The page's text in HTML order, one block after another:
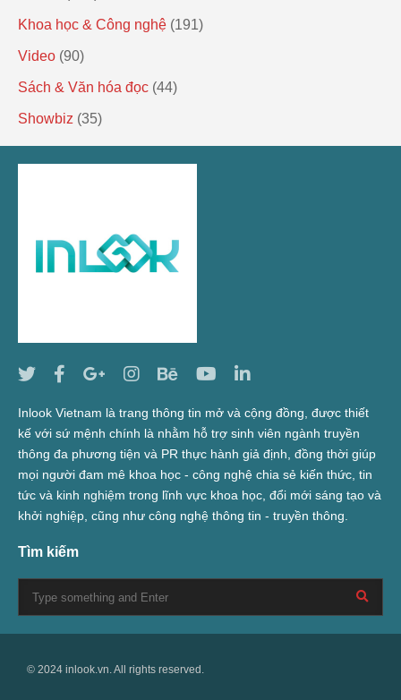
Khoa học & Công nghệ (191)
Video (90)
Sách & Văn hóa đọc (44)
Showbiz (35)
Inlook Vietnam là trang thông tin mở và cộng đồng, được thiết
kế với sứ mệnh chính là nhằm hỗ trợ sinh viên ngành truyền
thông đa phương tiện và PR thực hành giả định, đồng thời giúp
mọi người đam mê khoa học - công nghệ chia sẻ kiến thức, tin
tức và kinh nghiệm trong lĩnh vực khoa học, đổi mới sáng tạo và
khởi nghiệp, cũng như công nghệ thông tin - truyền thông.
Tìm kiếm
© 2024 inlook.vn. All rights reserved.